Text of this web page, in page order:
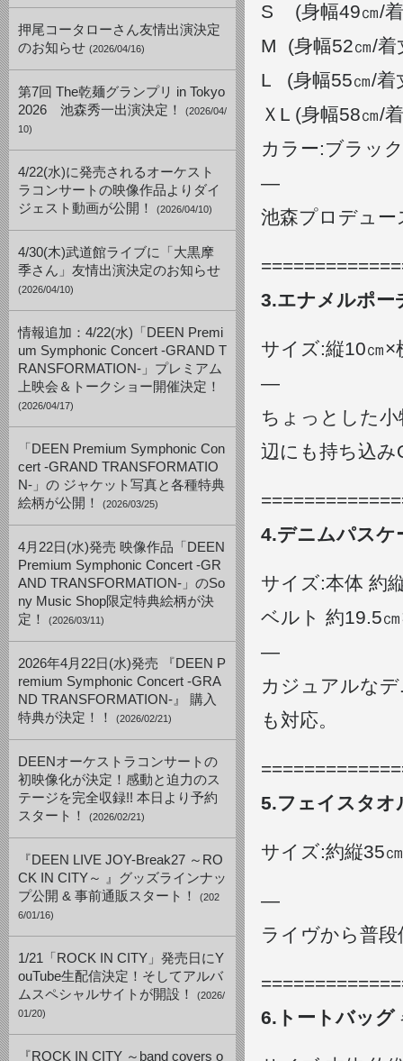
押尾コータローさん友情出演決定
のお知らせ (2026/04/16)
第7回 The乾麺グランプリ in Tokyo
2026 池森秀一出演決定！
(2026/04/
10)
4/22(水)に発売されるオーケスト
ラコンサートの映像作品よりダイ
ジェスト動画が公開！
(2026/04/10)
4/30(木)武道館ライブに「大黒摩
季さん」友情出演決定のお知らせ
(2026/04/10)
情報追加：4/22(水)「DEEN Premi
um Symphonic Concert -GRAND T
RANSFORMATION-」プレミアム
上映会＆トークショー開催決定！
(2026/04/17)
「DEEN Premium Symphonic Con
cert -GRAND TRANSFORMATIO
N-」の ジャケット写真と各種特典
絵柄が公開！
(2026/03/25)
4月22日(水)発売 映像作品「DEEN
Premium Symphonic Concert -GR
AND TRANSFORMATION-」のSo
ny Music Shop限定特典絵柄が決
定！
(2026/03/11)
2026年4月22日(水)発売 『DEEN P
remium Symphonic Concert -GRA
ND TRANSFORMATION-』 購入
特典が決定！！
(2026/02/21)
DEENオーケストラコンサートの
初映像化が決定！感動と迫力のス
テージを完全収録!! 本日より予約
スタート！
(2026/02/21)
『DEEN LIVE JOY-Break27 ～RO
CK IN CITY～ 』グッズラインナッ
プ公開 & 事前通販スタート！
(202
6/01/16)
1/21「ROCK IN CITY」発売日にY
ouTube生配信決定！そしてアルバ
ムスペシャルサイトが開設！
(2026/
01/20)
『ROCK IN CITY ～band covers o
S (身幅49㎝/
M (身幅52㎝/着
L (身幅55㎝/着
ＸL (身幅58㎝/
カラー:ブラッ
—
池森プロデュ
3.エナメルポー
サイズ:縦10㎝×
—
ちょっとした
辺にも持ち込み
4.デニムパスケ
サイズ:本体 約
ベルト 約19.5
—
カジュアルな
も対応。
5.フェイスタオ
サイズ:約縦35
—
ライヴから普
6.トートバッグ